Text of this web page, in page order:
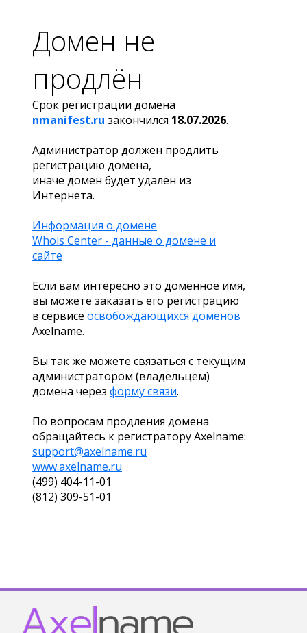
Домен не
продлён
Срок регистрации домена
nmanifest.ru закончился 18.07.2026.
Администратор должен продлить
регистрацию домена,
иначе домен будет удален из
Интернета.
Информация о домене
Whois Center - данные о домене и
сайте
Если вам интересно это доменное имя,
вы можете заказать его регистрацию
в сервисе освобождающихся доменов
Axelname.
Вы так же можете связаться с текущим
администратором (владельцем)
домена через форму связи.
По вопросам продления домена
обращайтесь к регистратору Axelname:
support@axelname.ru
www.axelname.ru
(499) 404-11-01
(812) 309-51-01